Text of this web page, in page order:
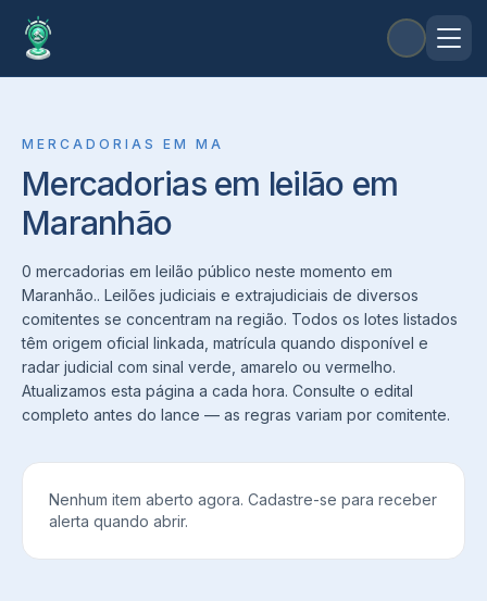
MERCADORIAS EM MA
Mercadorias em leilão em
Maranhão
0 mercadorias em leilão público neste momento em
Maranhão.. Leilões judiciais e extrajudiciais de diversos
comitentes se concentram na região. Todos os lotes listados
têm origem oficial linkada, matrícula quando disponível e
radar judicial com sinal verde, amarelo ou vermelho.
Atualizamos esta página a cada hora. Consulte o edital
completo antes do lance — as regras variam por comitente.
Nenhum item aberto agora. Cadastre-se para receber
alerta quando abrir.